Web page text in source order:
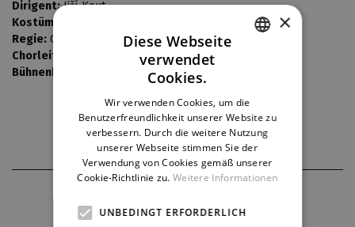
Dirigent: Jiří Kout
Kostüme:
Regie: Oto Ševčík
Chorleiter:
Bedřich Macenauer
Bühnenbild:
GERMAN
×
Diese Webseite
verwendet
Cookies.
Wir verwenden Cookies, um die
Benutzerfreundlichkeit unserer Website zu
verbessern. Durch die weitere Nutzung
unserer Webseite stimmen Sie der
Verwendung von Cookies gemäß unserer
Cookie-Richtlinie zu. Weitere Informationen
UNBEDINGT ERFORDERLICH